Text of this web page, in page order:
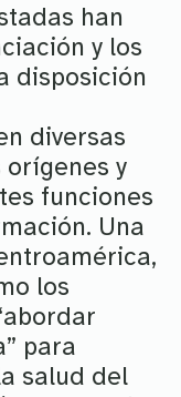
han
y los
disposición
diversas
y
funciones
Una
los
para
salud del